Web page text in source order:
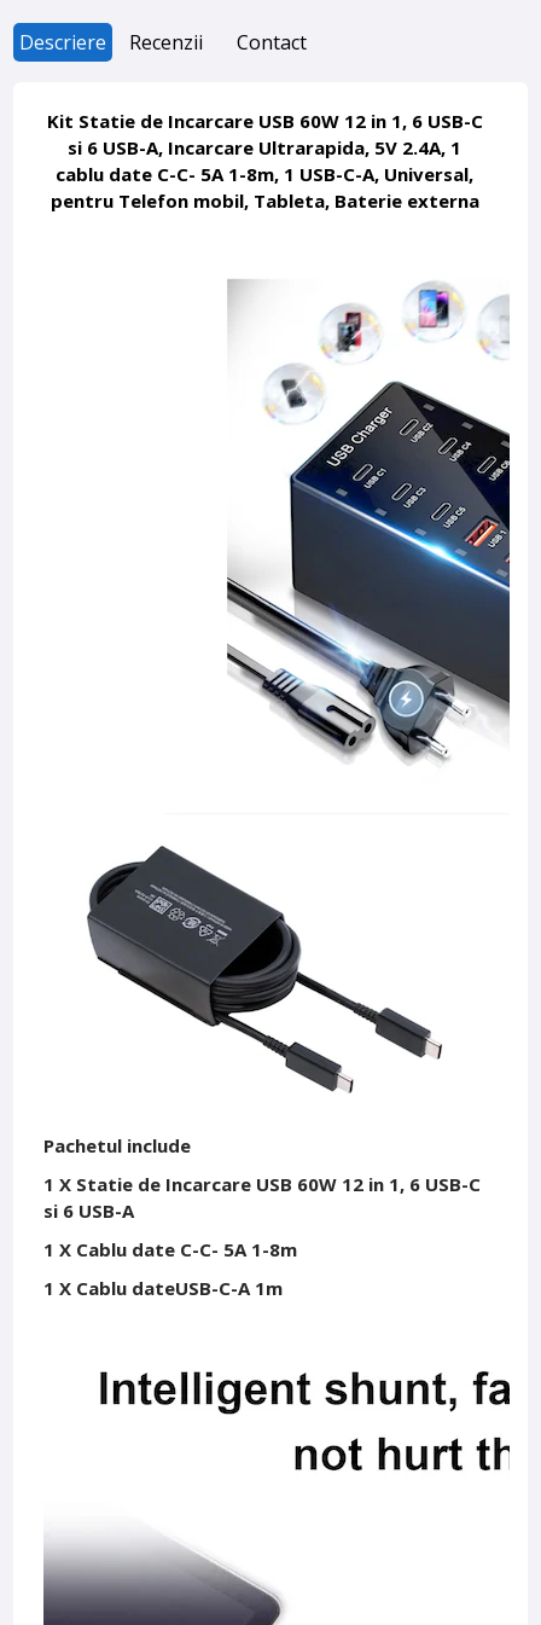
Descriere Recenzii Contact
Kit Statie de Incarcare USB 60W 12 in 1, 6 USB-C
si 6 USB-A, Incarcare Ultrarapida, 5V 2.4A, 1
cablu date C-C- 5A 1-8m, 1 USB-C-A, Universal,
pentru Telefon mobil, Tableta, Baterie externa
Pachetul include
1 X Statie de Incarcare USB 60W 12 in 1, 6 USB-C
si 6 USB-A
1 X Cablu date C-C- 5A 1-8m
1 X Cablu dateUSB-C-A 1m